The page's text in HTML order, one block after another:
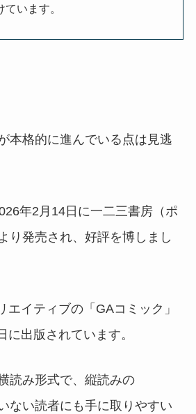
います。
本格的に進んでいる点は見逃
年2月14日に一二三書房（ポ
り発売され、好評を博しまし
エイティブの「GAコミック」
に出版されています。
読み形式で、縦読みの
ない読者にも手に取りやすい